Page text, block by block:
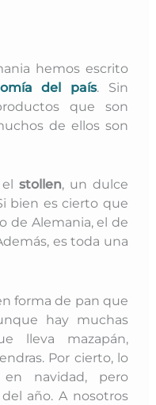
hemos escrito
del país. Sin
que son
de ellos son
stollen, un dulce
bien es cierto que
de Alemania, el de
es toda una
forma de pan que
hay muchas
lleva mazapán,
Por cierto, lo
navidad, pero
año. A nosotros